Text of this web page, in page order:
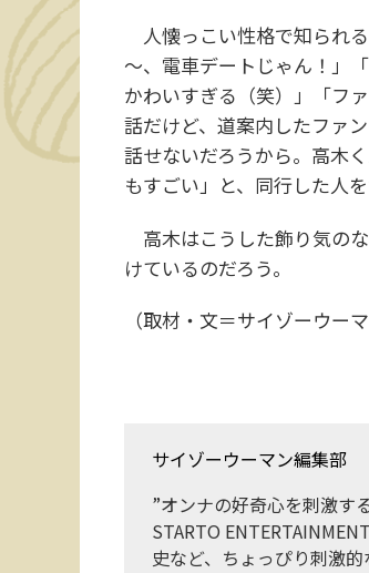
人懐っこい性格で知られ
～、電車デートじゃん！」
かわいすぎる（笑）」「フ
話だけど、道案内したファ
話せないだろうから。高木
もすごい」と、同行した人
高木はこうした飾り気の
けているのだろう。
（取材・文＝サイゾーウー
サイゾーウーマン編集部
”オンナの好奇心を刺激す
STARTO
史など、ちょっぴり刺激的